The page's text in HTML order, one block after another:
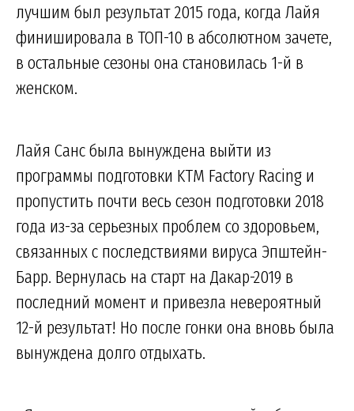
лучшим был результат 2015 года, когда Лайя
финишировала в ТОП-10 в абсолютном зачете,
в остальные сезоны она становилась 1-й в
женском.
Лайя Санс была вынуждена выйти из
программы подготовки KTM Factory Racing и
пропустить почти весь сезон подготовки 2018
года из-за серьезных проблем со здоровьем,
связанных с последствиями вируса Эпштейн-
Барр. Вернулась на старт на Дакар-2019 в
последний момент и привезла невероятный
12-й результат! Но после гонки она вновь была
вынуждена долго отдыхать.